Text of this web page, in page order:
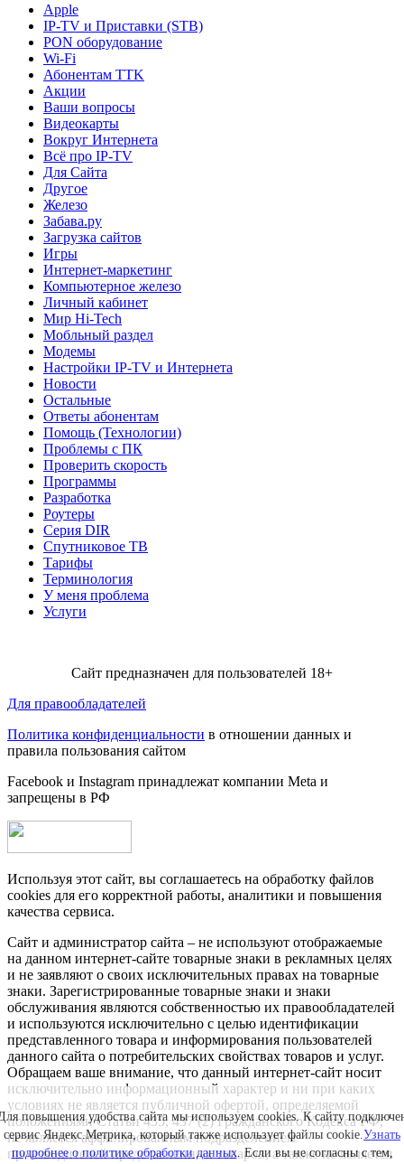
Apple
IP-TV и Приставки (STB)
PON оборудование
Wi-Fi
Абонентам TTK
Акции
Ваши вопросы
Видеокарты
Вокруг Интернета
Всё про IP-TV
Для Сайта
Другое
Железо
Забава.ру
Загрузка сайтов
Игры
Интернет-маркетинг
Компьютерное железо
Личный кабинет
Мир Hi-Tech
Мобльный раздел
Модемы
Настройки IP-TV и Интернета
Новости
Остальные
Ответы абонентам
Помощь (Технологии)
Проблемы с ПК
Проверить скорость
Программы
Разработка
Роутеры
Серия DIR
Спутниковое ТВ
Тарифы
Терминология
У меня проблема
Услуги
Сайт предназначен для пользователей 18+
Для правообладателей
Политика конфиденциальности в отношении данных и
правила пользования сайтом
Facebook и Instagram принадлежат компании Metа и
запрещены в РФ
Используя этот сайт, вы соглашаетесь на обработку файлов
cookies для его корректной работы, аналитики и повышения
качества сервиса.
Сайт и администратор сайта – не используют отображаемые
на данном интернет-сайте товарные знаки в рекламных целях
и не заявляют о своих исключительных правах на товарные
знаки. Зарегистрированные товарные знаки и знаки
обслуживания являются собственностью их правообладателей
и используются исключительно с целью идентификации
представленного товара и информирования пользователей
данного сайта о потребительских свойствах товаров и услуг.
Обращаем ваше внимание, что данный интернет-сайт носит
исключительно информационный характер и ни при каких
условиях не является публичной офертой, определяемой
положениями Статьи 435, 437 (2) Гражданского Кодекса РФ;
не является аффилированным подразделением
производителей представленных товаров, а также не является
повышения удобства сайта мы используем cookies. К сайту
сервис Яндекс.Метрика, который также использует файлы cookie.Узнать
подробнее о политике обработки данных. Если вы не согласны с тем,